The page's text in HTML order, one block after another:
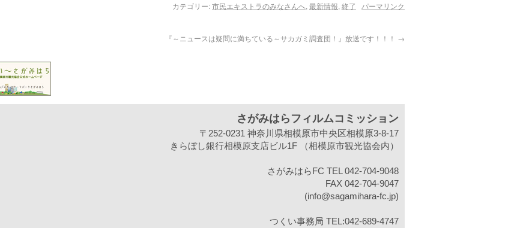
カテゴリー:市民エキストラのみなさんへ, 最新情報, 終了 パーマリンク
『～ニュースは疑問に満ちている～サカガミ調査団！』放送です！！！ →
さがみはらフィルムコミッション
〒252-0231 神奈川県相模原市中央区相模原3-8-17
きらぼし銀行相模原支店ビル1F （相模原市観光協会内）
さがみはらFC TEL 042-704-9048
FAX 042-704-9047
(info@sagamihara-fc.jp)
つくい事務局 TEL:042-689-4747